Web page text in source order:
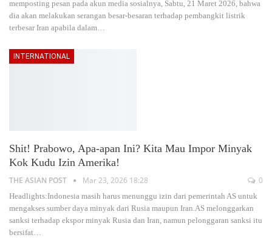
memposting pesan pada akun media sosialnya, Sabtu, 21 Maret 2026, bahwa
dia akan melakukan serangan besar-besaran terhadap pembangkit listrik
terbesar Iran apabila dalam…
INTERNATIONAL
Shit! Prabowo, Apa-apan Ini? Kita Mau Impor Minyak
Kok Kudu Izin Amerika!
THE ASIAN POST Mar 23, 2026 18:28 0
Headlights:Indonesia masih harus menunggu izin dari pemerintah AS untuk
mengakses sumber daya minyak dari Rusia maupun Iran.AS melonggarkan
sanksi terhadap ekspor minyak Rusia dan Iran, namun pelonggaran sanksi itu
bersifat